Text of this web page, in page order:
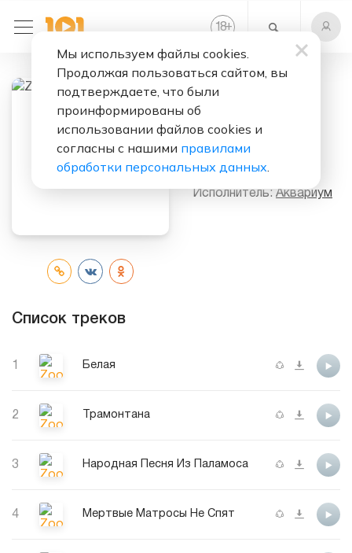
18+
Слушать бесплатно
Исполнитель: Аквариум
Список треков
1 Белая
2 Трамонтана
3 Народная Песня Из Паламоса
4 Мертвые Матросы Не Спят
Мы используем файлы cookies.
Продолжая пользоваться сайтом, вы
подтверждаете, что были
проинформированы об
использовании файлов cookies и
согласны с нашими правилами
обработки персональных данных.